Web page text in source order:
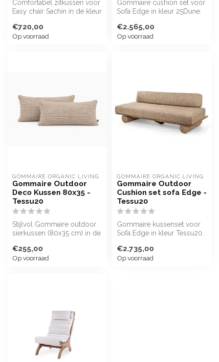
Comfortabel zitkussen voor
Easy chair Sachin in de kleur
€720,00
Op voorraad
Gommaire cushion set voor
Sofa Edge in kleur 25Dune.
€2.565,00
Op voorraad
GOMMAIRE ORGANIC LIVING
Gommaire Outdoor
Deco Kussen 80x35 -
Tessu20
Stijlvol Gommaire outdoor
sierkussen (80x35 cm) in de
€255,00
Op voorraad
GOMMAIRE ORGANIC LIVING
Gommaire Outdoor
Cushion set sofa Edge -
Tessu20
Gommaire kussenset voor
Sofa Edge in kleur Tessu20.
en...
€2.735,00
Op voorraad